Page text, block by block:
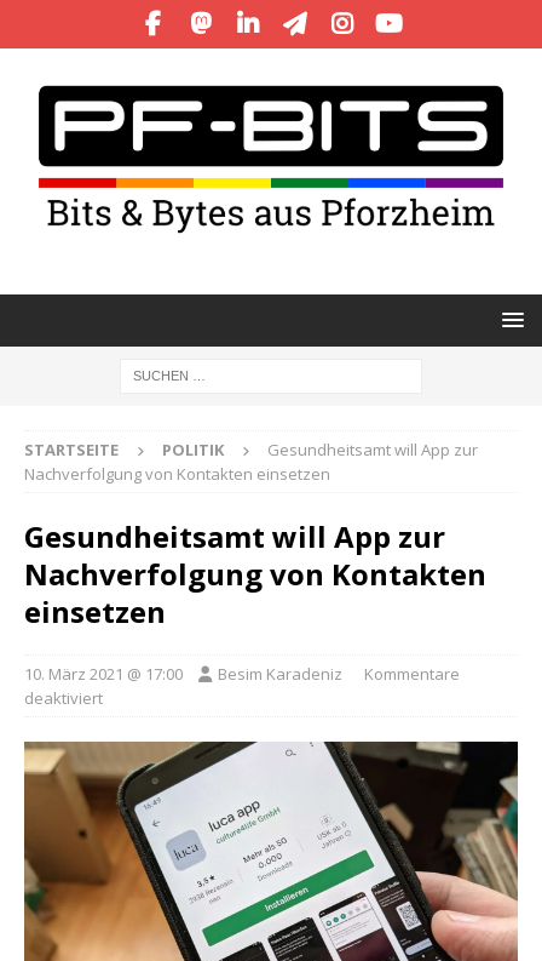
STARTSEITE POLITIK
Gesundheitsamt will App zur
Nachverfolgung von Kontakten einsetzen
Gesundheitsamt will App zur
Nachverfolgung von Kontakten
einsetzen
10. März 2021 @ 17:00 Besim Karadeniz
Kommentare
deaktiviert